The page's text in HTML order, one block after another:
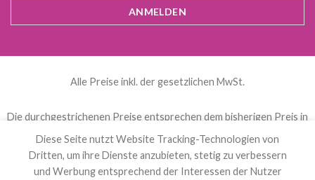
Alle Preise inkl. der gesetzlichen MwSt.
Die durchgestrichenen Preise entsprechen dem bisherigen Preis in
diesem Online-Shop.
Diese Seite nutzt Website Tracking-Technologien von
Dritten, um ihre Dienste anzubieten, stetig zu verbessern
und Werbung entsprechend der Interessen der Nutzer
العربية(Arabisch) Čeština(Tschechisch)